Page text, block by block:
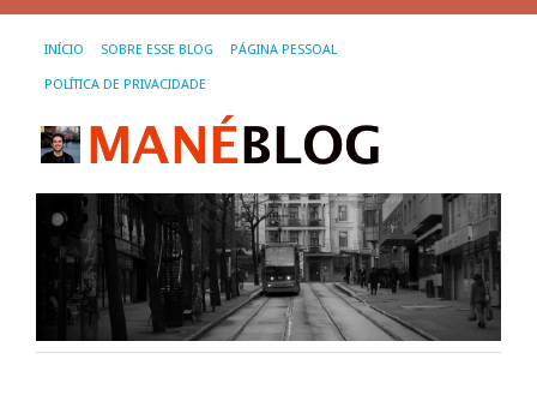
INÍCIO SOBRE ESSE BLOG PÁGINA PESSOAL
POLÍTICA DE PRIVACIDADE